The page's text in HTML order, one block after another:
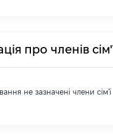
про членів
не зазначені члени сім'ї